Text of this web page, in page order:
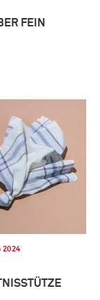
FEIN
2024